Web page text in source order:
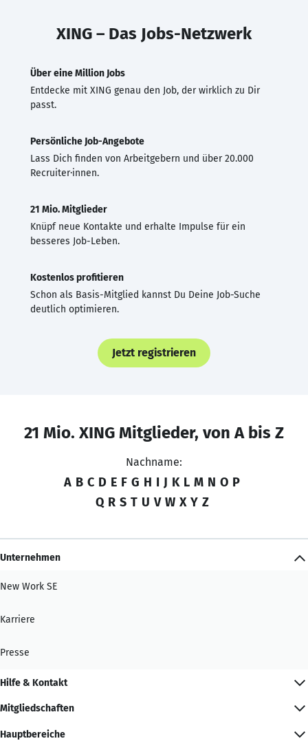
XING – Das Jobs-Netzwerk
Über eine Million Jobs
Entdecke mit XING genau den Job, der wirklich zu Dir
passt.
Persönliche Job-Angebote
Lass Dich finden von Arbeitgebern und über 20.000
Recruiter·innen.
21 Mio. Mitglieder
Knüpf neue Kontakte und erhalte Impulse für ein
besseres Job-Leben.
Kostenlos profitieren
Schon als Basis-Mitglied kannst Du Deine Job-Suche
deutlich optimieren.
Jetzt registrieren
21 Mio. XING Mitglieder, von A bis Z
Nachname:
A B C D E F G H I J K L M N O P
Q R S T U V W X Y Z
Unternehmen
New Work SE
Karriere
Presse
Hilfe & Kontakt
Mitgliedschaften
Hauptbereiche